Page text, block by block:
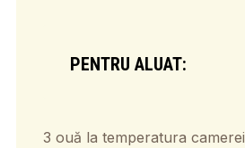
PENTRU ALUAT:
3 ouă la temperatura camerei